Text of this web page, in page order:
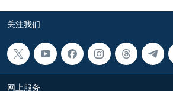
关注我们
网上服务